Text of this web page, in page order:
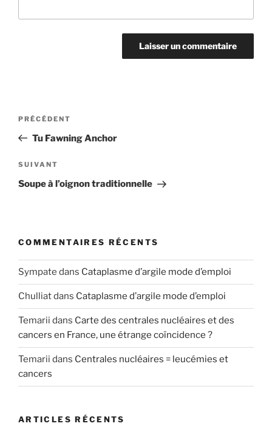
Navigation
l’article
Article
précédent
PRÉCÉDENT
Tu Fawning Anchor
Article
suivant
SUIVANT
Soupe à l’oignon traditionnelle
COMMENTAIRES RÉCENTS
Sympate dans Cataplasme d’argile mode d’emploi
Chulliatdans Cataplasme d’argile mode d’emploi
Temarii dans Carte des centrales nucléaires et des
cancers en France, une étrange coïncidence ?
Temarii dans Centrales nucléaires = leucémies et
cancers
ARTICLES RÉCENTS